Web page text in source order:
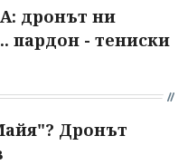
дронът ни
пардон - тениски
Дронът